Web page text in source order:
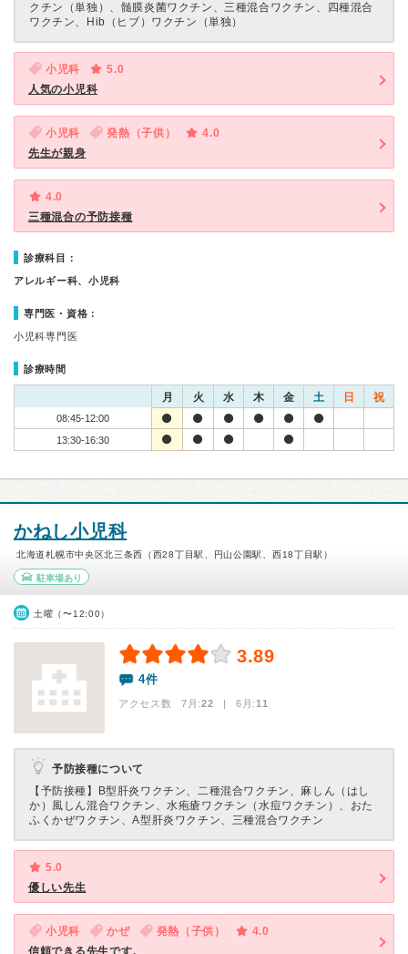
クチン（単独）、髄膜炎菌ワクチン、三種混合ワクチン、四種混合
ワクチン、Hib（ヒブ）ワクチン（単独）
小児科
5.0
人気の小児科
小児科 発熱（子供）
4.0
先生が親身
4.0
三種混合の予防接種
診療科目：
アレルギー科、小児科
専門医・資格：
小児科専門医
診療時間
月 火 水 木 金 土 日 祝
08:45-12:00
13:30-16:30
かねし小児科
北海道札幌市中央区北三条西（西28丁目駅、円山公園駅、西18丁目駅）
駐車場あり
土曜（〜12:00）
3.89
4件
アクセス数 7月:22 | 6月:11
予防接種について
【予防接種】
B型肝炎ワクチン、二種混合ワクチン、麻しん（はし
か）風しん混合ワクチン、水疱瘡ワクチン（水痘ワクチン）、おた
ふくかぜワクチン、A型肝炎ワクチン、三種混合ワクチン
5.0
優しい先生
小児科 かぜ 発熱（子供）
4.0
信頼できる先生です。